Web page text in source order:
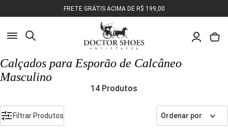
FRETE GRÁTIS ACIMA DE R$ 199,00
Pesquisa
Calçados para Esporão de Calcâneo
Masculino
14 Produtos
Filtrar Produtos Ordenar por